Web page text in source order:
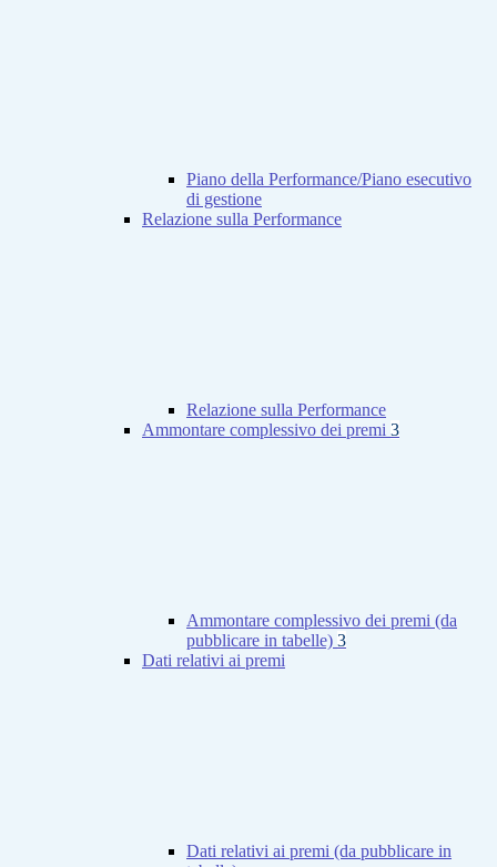
Piano della Performance/Piano esecutivo
di gestione
Relazione sulla Performance
Relazione sulla Performance
Ammontare complessivo dei premi 3
Ammontare complessivo dei premi (da
pubblicare in tabelle) 3
Dati relativi ai premi
Dati relativi ai premi (da pubblicare in